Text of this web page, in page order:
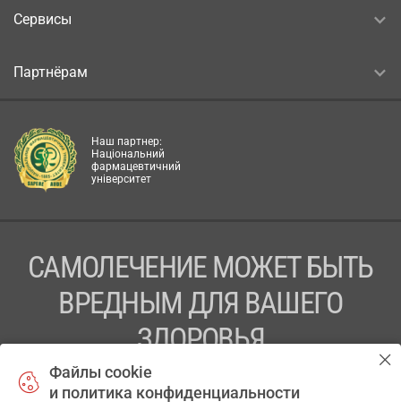
Сервисы
Партнёрам
Наш партнер:
Національний
фармацевтичний
університет
САМОЛЕЧЕНИЕ МОЖЕТ БЫТЬ
ВРЕДНЫМ ДЛЯ ВАШЕГО
ЗДОРОВЬЯ
ПЕРЕД ПРИМЕНЕНИЕМ ПРЕПАРАТА
ПРОКОНСУЛЬТИРУЙТЕСЬ С ВРАЧОМ
Файлы cookie
и политика конфиденциальности